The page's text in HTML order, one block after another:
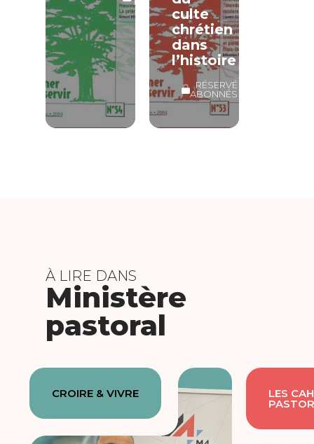
culte
chrétien
dans
l’histoire
RÉSERVÉ
ABONNÉS
À LIRE DANS
Ministère
pastoral
CROIRE & VIVRE LES